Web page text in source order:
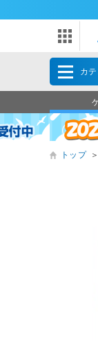
カ
トップ ＞